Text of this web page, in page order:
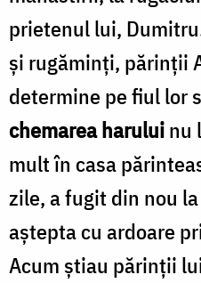
prietenul lui,
şi rugăminţi, părinţii
determine pe fiul lor
chemarea haruluinu
mult în casa
zile, a fugit din nou
aştepta cu ardoare
Acum ştiau părinţii